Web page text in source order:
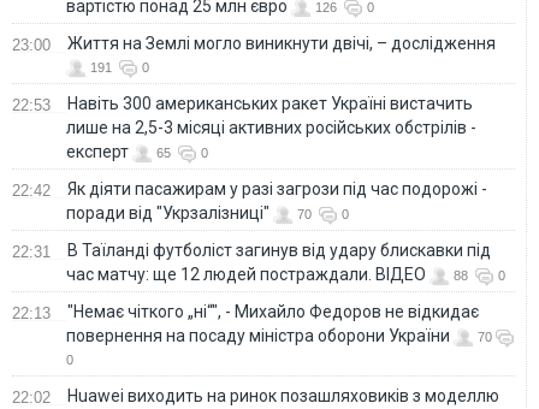
вартістю понад 25 млн євро
126 0
23:00 Життя на Землі могло виникнути двічі, – дослідження
191 0
22:53
Навіть 300 американських ракет Україні вистачить
лише на 2,5-3 місяці активних російських обстрілів -
експерт
65 0
22:42
Як діяти пасажирам у разі загрози під час подорожі -
поради від "Укрзалізниці"
70 0
22:31
В Таїланді футболіст загинув від удару блискавки під
час матчу: ще 12 людей постраждали. ВІДЕО
88 0
22:13
"Немає чіткого „ні“", - Михайло Федоров не відкидає
повернення на посаду міністра оборони України
70
0
22:02
Huawei виходить на ринок позашляховиків з моделлю